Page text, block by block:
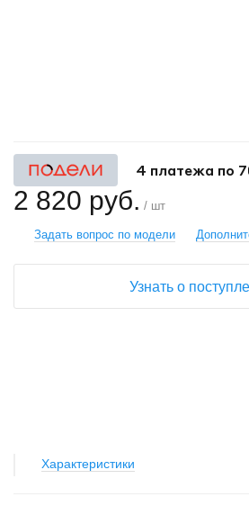
Характеристики
4 платежа по
2 820 руб. / шт
Задать вопрос по модели
Узнать о